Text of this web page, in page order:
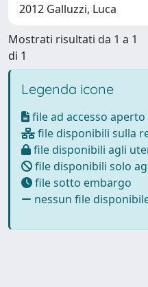
2012 Galluzzi, Luca
Mostrati risultati da 1 a 1
di 1
Legenda icone
file ad accesso aperto
file disponibili sulla
file disponibili agli
file disponibili solo
file sotto embargo
nessun file